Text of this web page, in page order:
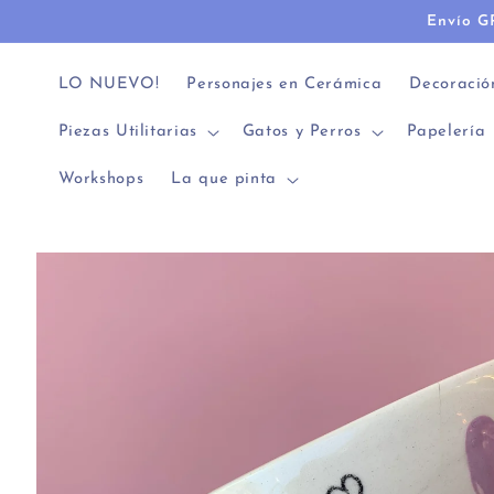
al contenido
Envío
LO NUEVO! Personajes en Cerámica
Piezas Utilitarias Gatos y Perros Papelería
Workshops La que pinta
directamente